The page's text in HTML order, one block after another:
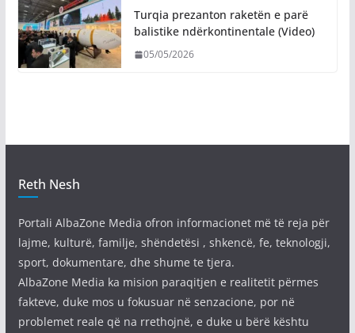
Turqia prezanton raketën e parë
balistike ndërkontinentale (Video)
05/05/2026
Reth Nesh
Portali AlbaZone Media ofron informacionet më të reja për
lajme, kulturë, familje, shëndetësi , shkencë, fe, teknologji,
sport, dokumentare, dhe shume te tjera.
AlbaZone Media ka mision paraqitjen e realitetit përmes
fakteve, duke mos u fokusuar në senzacione, por në
problemet reale që na rrethojnë, e duke u bërë kështu